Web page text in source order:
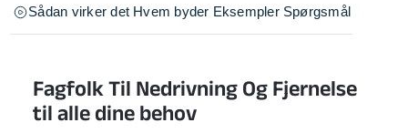
Sådan virker det Hvem byder Eksempler Spørgsmål
Fagfolk Til Nedrivning Og Fjernelse
til alle dine behov